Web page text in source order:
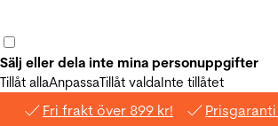
Sälj eller dela inte mina personuppgifter
Tillåt allaAnpassaTillåt valdaInte tillåtet
Fri frakt över 899 kr! Prisgaranti